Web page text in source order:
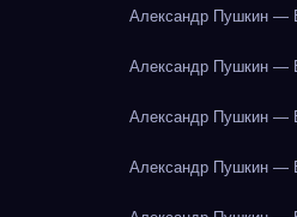
Александр Пушкин —
Александр Пушкин —
Александр Пушкин —
Александр Пушкин —